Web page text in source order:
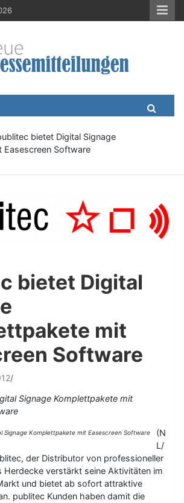
News, Meldungen, Wirtschaft
bietet Digital Signage
Easescreen Software
bietet Digital
mit
Software
Signage Komplettpakete mit
(N
L/
der Distributor von professioneller
Herdecke verstärkt seine Aktivitäten im
und bietet ab sofort attraktive
publitec Kunden haben damit die